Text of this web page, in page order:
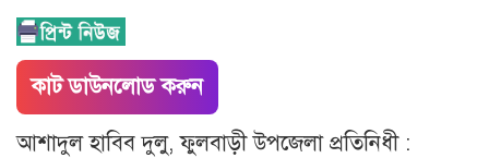
কাট ডাউনলোড করুন
আশাদুল হাবিব দুলু, ফুলবাড়ী উপজেলা প্রতিনিধী :